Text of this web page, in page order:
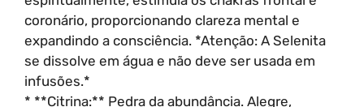
coronário, proporcionando clareza mental e
expandindo a consciência. *Atenção: A Selenita
se dissolve em água e não deve ser usada em
infusões.*
* **Citrina:** Pedra da abundância. Alegre,